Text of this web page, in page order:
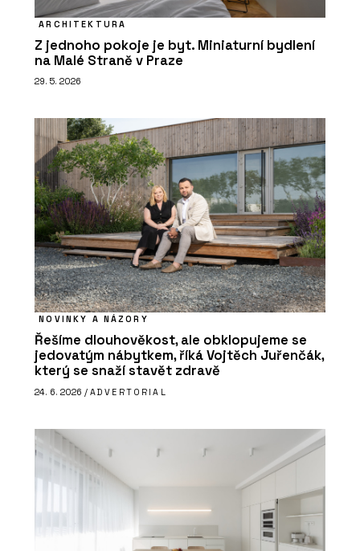
ARCHITEKTURA
Z jednoho pokoje je byt. Miniaturní bydlení
na Malé Straně v Praze
29. 5. 2026
NOVINKY A NÁZORY
Řešíme dlouhověkost, ale obklopujeme se
jedovatým nábytkem, říká Vojtěch Juřenčák,
který se snaží stavět zdravě
24. 6. 2026 / ADVERTORIAL